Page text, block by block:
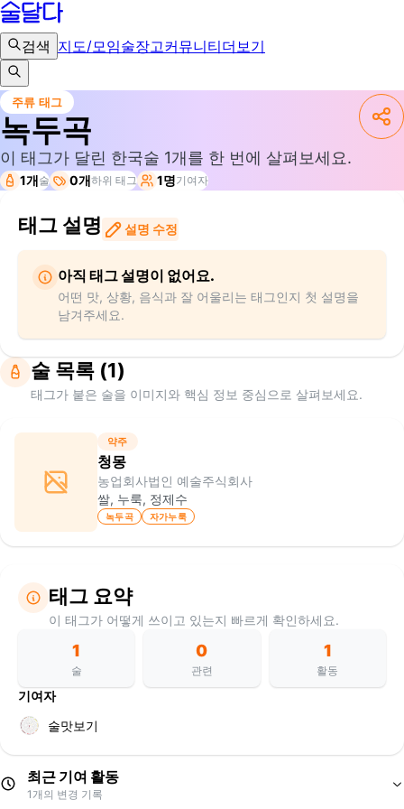
검색 지도/모임술장고커뮤니티더보기
주류 태그
녹두곡
이 태그가 달린 한국술 1개를 한 번에 살펴보세요.
1개술 0개하위 태그 1명기여자
태그 설명 설명 수정
아직 태그 설명이 없어요.
어떤 맛, 상황, 음식과 잘 어울리는 태그인지 첫 설명을
남겨주세요.
술 목록 (1)
태그가 붙은 술을 이미지와 핵심 정보 중심으로 살펴보세요.
약주
청몽
농업회사법인 예술주식회사
쌀, 누룩, 정제수
녹두곡 자가누룩
태그 요약
이 태그가 어떻게 쓰이고 있는지 빠르게 확인하세요.
1
술
0
관련
1
활동
기여자
술맛보기
최근 기여 활동
1개의 변경 기록